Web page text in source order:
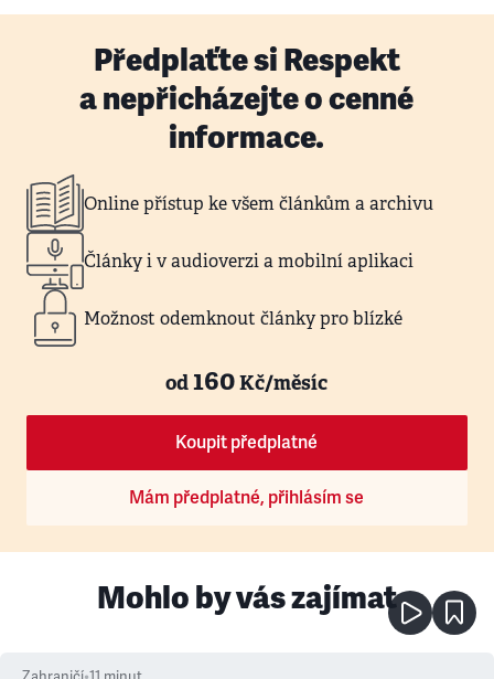
Předplaťte si Respekt
a nepřicházejte o cenné
informace.
Online přístup ke všem článkům a archivu
Články i v audioverzi a mobilní aplikaci
Možnost odemknout články pro blízké
od160Kč/měsíc
Koupit předplatné
Mám předplatné, přihlásím se
Mohlo by vás zajímat